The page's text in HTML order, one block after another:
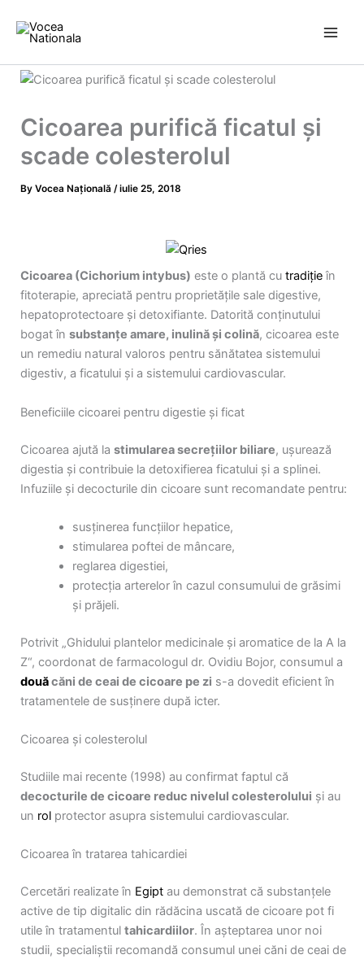
content
Cicoarea purifică ficatul şi
scade colesterolul
By Vocea Națională /iulie 25, 2018
Cicoarea (Cichorium intybus) este o plantă cu tradiție în
fitoterapie, apreciată pentru proprietățile sale digestive,
hepatoprotectoare și detoxifiante. Datorită conținutului
bogat în substanțe amare, inulină și colină, cicoarea este
un remediu natural valoros pentru sănătatea sistemului
digestiv, a ficatului și a sistemului cardiovascular.
Beneficiile cicoarei pentru digestie și ficat
Cicoarea ajută la stimularea secrețiilor biliare, ușurează
digestia și contribuie la detoxifierea ficatului și a splinei.
Infuziile și decocturile din cicoare sunt recomandate pentru:
susținerea funcțiilor hepatice,
stimularea poftei de mâncare,
reglarea digestiei,
protecția arterelor în cazul consumului de grăsimi
și prăjeli.
Potrivit „Ghidului plantelor medicinale și aromatice de la A la
Z“, coordonat de farmacologul dr. Ovidiu Bojor, consumul a
douăcăni de ceai de cicoare pe zi s-a dovedit eficient în
tratamentele de susținere după icter.
Cicoarea și colesterolul
Studiile mai recente (1998) au confirmat faptul că
decocturile de cicoare reduc nivelul colesterolului și au
un rol protector asupra sistemului cardiovascular.
Cicoarea în tratarea tahicardiei
Cercetări realizate în Egipt au demonstrat că substanțele
active de tip digitalic din rădăcina uscată de cicoare pot fi
utile în tratamentul tahicardiilor. În așteptarea unor noi
studii, specialiștii recomandă consumul unei căni de ceai de